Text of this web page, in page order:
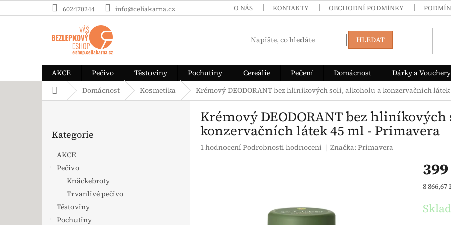
602470244 info@celiakarna.cz O NÁS KONTAKTY OBCHODNÍ PODMÍNKY
HLEDAT
AKCE Pečivo Těstoviny Pochutiny Cereálie Pečení Domácnost Dárky a Vouchery
Domů Domácnost Kosmetika Krémový DEODORANT bez hliníkových solí, alkoholu a konzervačních
Kategorie
AKCE
Pečivo
Knäckebroty
Trvanlivé pečivo
Těstoviny
Pochutiny
Krémový DEODORANT bez
konzervačních látek 45 ml - Primavera
Průměrné hodnocení produktu je 5,0 z 5 hvězdiček.
1 hodnocení Podrobnosti hodnocení Značka:Primavera
Měrná
8 866,67